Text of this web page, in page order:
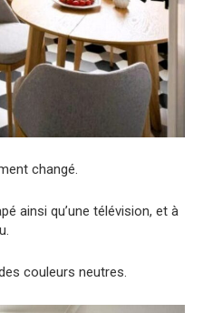
changé.
ainsi qu’une télévision, et à
couleurs neutres.